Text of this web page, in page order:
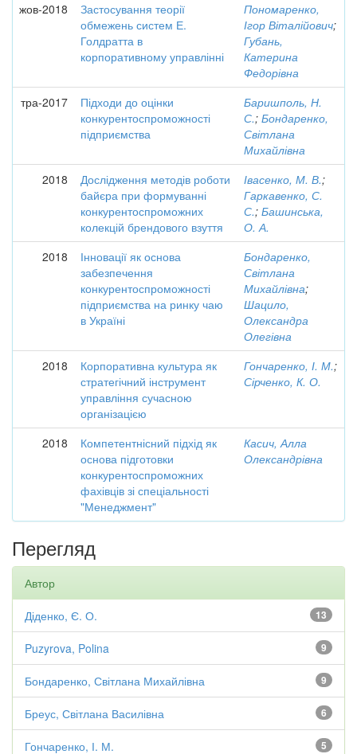
жов-2018
Застосування теорії
обмежень систем Е.
Голдратта в
корпоративному управлінні
Пономаренко,
Ігор Віталійович;
Губань,
Катерина
Федорівна
тра-2017
Підходи до оцінки
конкурентоспроможності
підприємства
Баришполь, Н.
С.; Бондаренко,
Світлана
Михайлівна
2018
Дослідження методів роботи
байєра при формуванні
конкурентоспроможних
колекцій брендового взуття
Івасенко, М. В.;
Гаркавенко, С.
С.; Башинська,
О. А.
2018
Інновації як основа
забезпечення
конкурентоспроможності
підприємства на ринку чаю
в Україні
Бондаренко,
Світлана
Михайлівна;
Шацило,
Олександра
Олегівна
2018
Корпоративна культура як
стратегічний інструмент
управління сучасною
організацією
Гончаренко, І. М.;
Сірченко, К. О.
2018
Компетентнісний підхід як
основа підготовки
конкурентоспроможних
фахівців зі спеціальності
"Менеджмент"
Касич, Алла
Олександрівна
Перегляд
Автор
13
Діденко, Є. О.
9
Puzyrova, Polina
9
Бондаренко, Світлана Михайлівна
6
Бреус, Світлана Василівна
5
Гончаренко, І. М.